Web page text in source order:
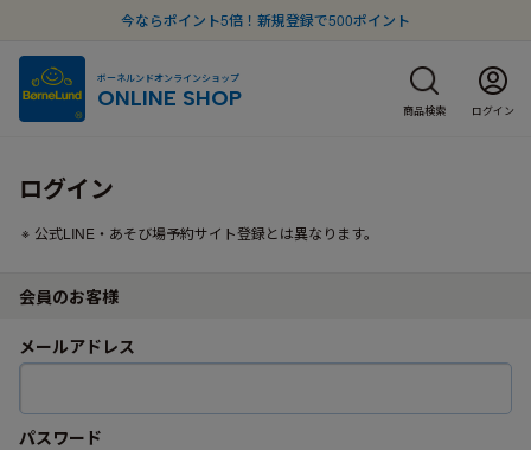
今ならポイント5倍！新規登録で500ポイント
ボーネルンドオンラインショップ
ONLINE SHOP 商品検索 ログイン
ログイン
公式LINE・あそび場予約サイト登録とは異なります。
会員のお客様
メールアドレス
パスワード